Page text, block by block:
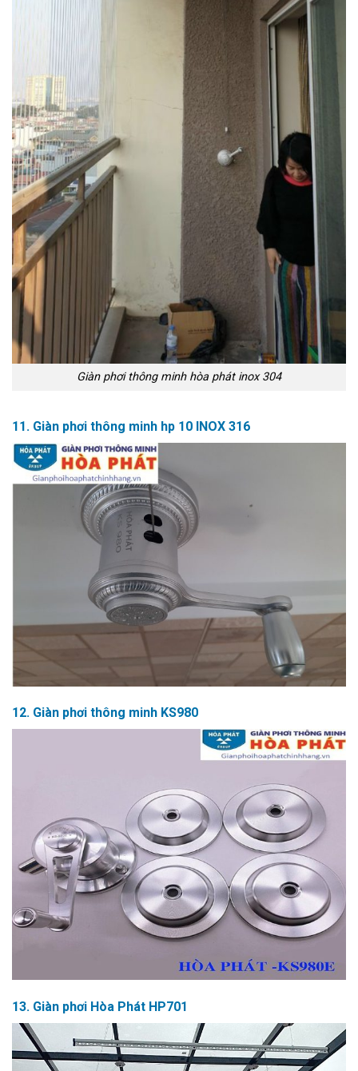
Giàn phơi thông minh hòa phát inox 304
11. Giàn phơi thông minh hp 10 INOX 316
12. Giàn phơi thông minh KS980
13. Giàn phơi Hòa Phát HP701